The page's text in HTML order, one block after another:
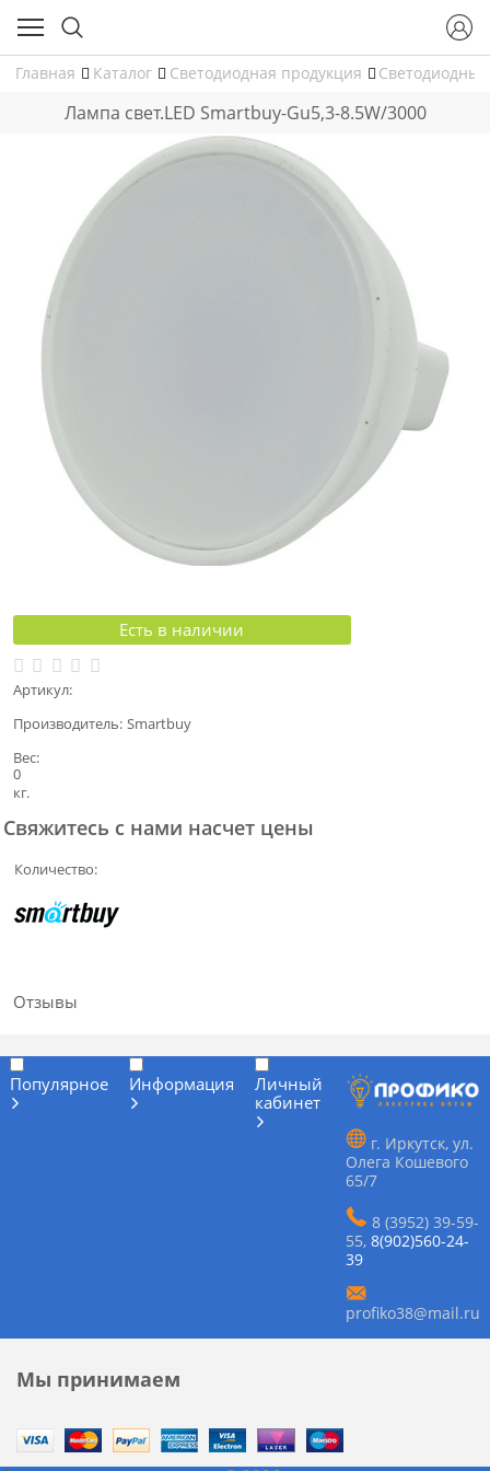
Главная Каталог Светодиодная продукция
Лампа свет.LED Smartbuy-Gu5,3-8.5W/3000
Есть в наличии
Артикул:
Производитель: Smartbuy
Вес:
0
кг.
Свяжитесь с нами насчет цены
Количество:
Отзывы
Популярное Информация
Личный
кабинет
г. Иркутск, ул.
Олега Кошевого
65/7
8 (3952) 39-59-
55, 8(902)560-24-
39
profiko38@mail.ru
Мы принимаем